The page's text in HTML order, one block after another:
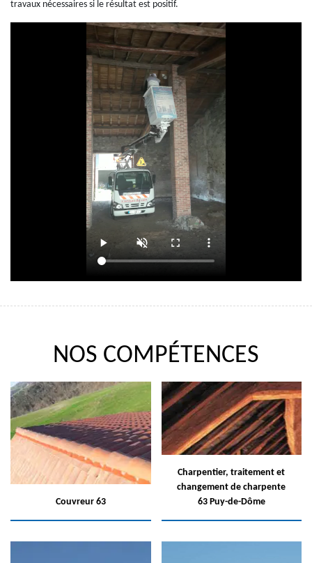
travaux nécessaires si le résultat est positif.
NOS COMPÉTENCES
Couvreur 63
Charpentier, traitement et
changement de charpente
63 Puy-de-Dôme